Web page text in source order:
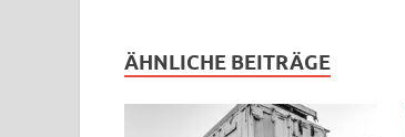
ÄHNLICHE BEITRÄGE